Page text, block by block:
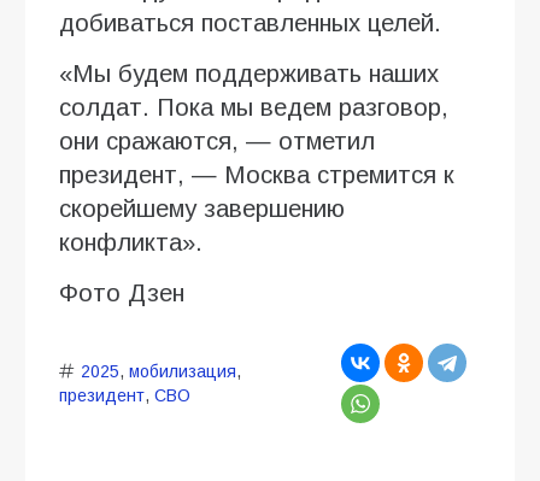
добиваться поставленных целей.
«Мы будем поддерживать наших
солдат. Пока мы ведем разговор,
они сражаются, — отметил
президент, — Москва стремится к
скорейшему завершению
конфликта».
Фото Дзен
2025, мобилизация,
президент, СВО